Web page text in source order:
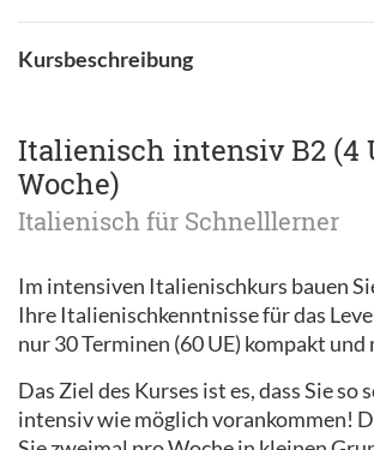
Kursbeschreibung
Italienisch intensiv B2 (4
Woche)
Italienisch für Schnelllerner
Im intensiven Italienischkurs bauen
Ihre Italienischkenntnisse für das
nur 30 Terminen (60 UE) kompakt und
Das Ziel des Kurses ist es, dass Sie so
intensiv wie möglich vorankommen!